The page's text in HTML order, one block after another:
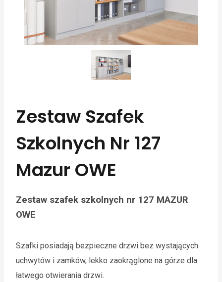
Zestaw Szafek
Szkolnych Nr 127
Mazur OWE
Zestaw szafek szkolnych nr 127 MAZUR
OWE
Szafki posiadają bezpieczne drzwi bez wystających
uchwytów i zamków, lekko zaokrąglone na górze dla
łatwego otwierania drzwi.